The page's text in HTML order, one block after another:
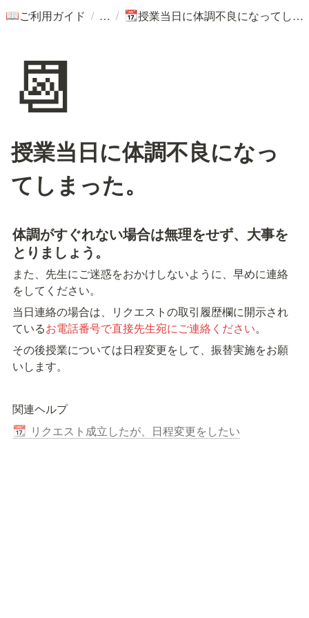
📖ご利用ガイド / / 📆 授業当日に体調不良になってしまった。
📆
授業当日に体調不良になっ
てしまった。
体調がすぐれない場合は無理をせず、大事を
とりましょう。
また、先生にご迷惑をおかけしないように、早めに連絡
をしてください。
当日連絡の場合は、リクエストの取引履歴欄に開示され
ているお電話番号で直接先生宛にご連絡ください。
その後授業については日程変更をして、振替実施をお願
いします。
関連ヘルプ
📆 リクエスト成立したが、日程変更をしたい